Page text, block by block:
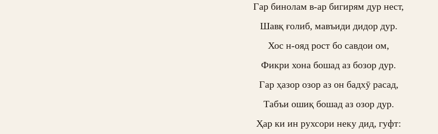
Гар бинолам в-ар бигирям дур нест,
Шавқ ғолиб, мавъиди дидор дур.
Хос н-ояд рост бо савдои ом,
Фикри хона бошад аз бозор дур.
Гар ҳазор озор аз он бадхӯ расад,
Табъи ошиқ бошад аз озор дур.
Ҳар ки ин рухсори неку дид, гуфт: